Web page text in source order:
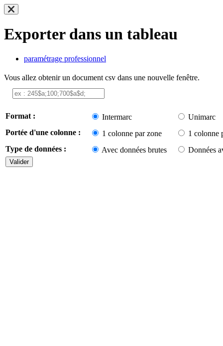
Exporter dans un tableau
paramétrage professionnel
Vous allez obtenir un document csv dans une nouvelle fenêtre.
Format : Intermarc
Unimarc
Portée d'une colonne :
1 colonne par zone
1 colonne
Type de données :
Avec données brutes Données